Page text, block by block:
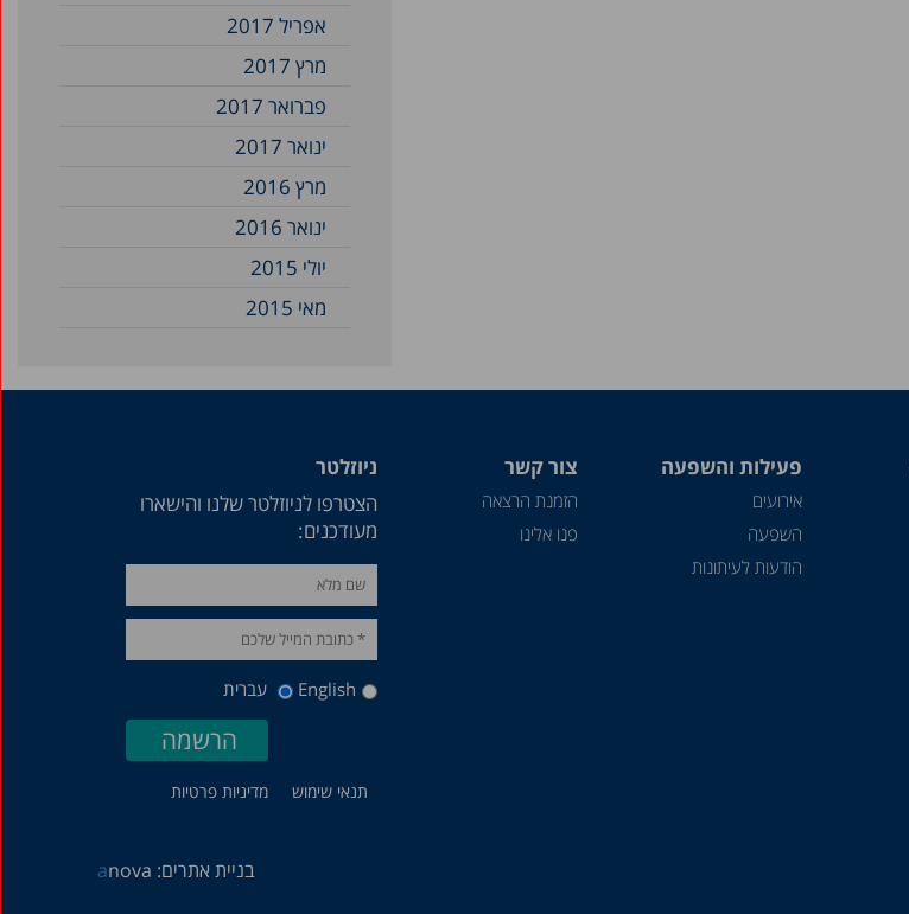
אפריל 2017
מרץ 2017
פברואר 2017
ינואר 2017
מרץ 2016
ינואר 2016
יולי 2015
מאי 2015
פעילות והשפעה
אירועים
השפעה
הודעות לעיתונות
צור קשר
הזמנת הרצאה
פנו אלינו
ניוזלטר
הצטרפו לניוזלטר שלנו והישארו
מעודכנים:
English עברית
תנאי שימוש מדיניות פרטיות
בניית אתרים: anova